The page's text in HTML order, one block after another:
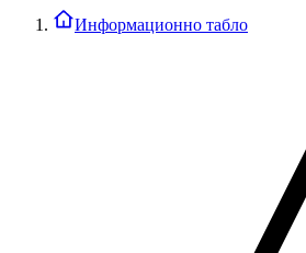
Информационно табло